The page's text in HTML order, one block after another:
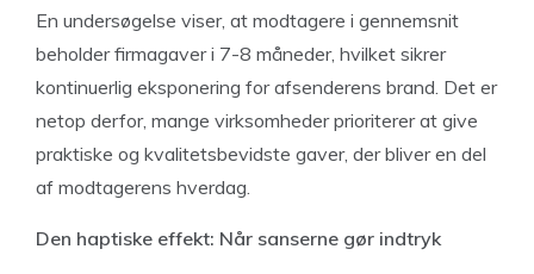
En undersøgelse viser, at modtagere i gennemsnit
beholder firmagaver i 7-8 måneder, hvilket sikrer
kontinuerlig eksponering for afsenderens brand. Det er
netop derfor, mange virksomheder prioriterer at give
praktiske og kvalitetsbevidste gaver, der bliver en del
af modtagerens hverdag.
Den haptiske effekt: Når sanserne gør indtryk